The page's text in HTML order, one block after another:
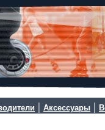
| Аксессуары |